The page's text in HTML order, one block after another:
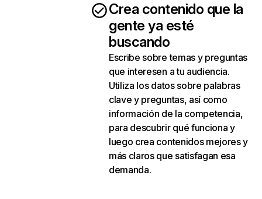
Crea contenido que la
gente ya esté
buscando
Escribe sobre temas y preguntas
que interesen a tu audiencia.
Utiliza los datos sobre palabras
clave y preguntas, así como
información de la competencia,
para descubrir qué funciona y
luego crea contenidos mejores y
más claros que satisfagan esa
demanda.